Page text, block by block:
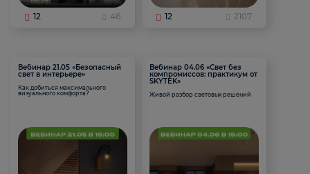
12 46 12 2107
Вебинар 21.05 «Безопасный
свет в интерьере»
Как добиться максимального
визуального комфорта?
Вебинар 04.06 «Свет без
компромиссов: практикум от
SKYTEK»
Живой разбор световых решений